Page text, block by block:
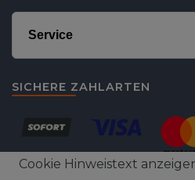
Service
SICHERE ZAHLARTEN
Cookie Hinweistext